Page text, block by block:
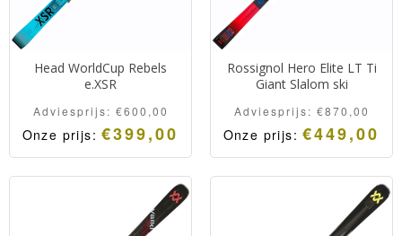
Head WorldCup Rebels
e.XSR
Adviesprijs: €600,00
Onze prijs:€399,00
Rossignol Hero Elite LT Ti
Giant Slalom ski
Adviesprijs: €870,00
Onze prijs:€449,00